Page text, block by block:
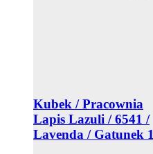
Kubek / Pracownia
Lapis Lazuli / 6541 /
Lavenda / Gatunek 1